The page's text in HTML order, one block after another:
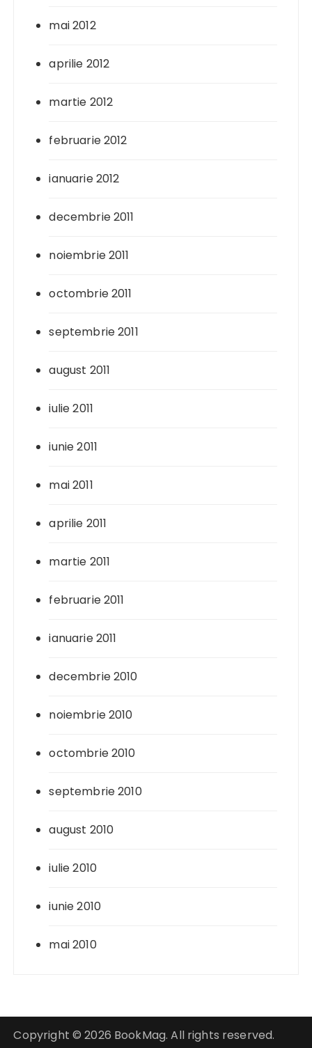
mai 2012
aprilie 2012
martie 2012
februarie 2012
ianuarie 2012
decembrie 2011
noiembrie 2011
octombrie 2011
septembrie 2011
august 2011
iulie 2011
iunie 2011
mai 2011
aprilie 2011
martie 2011
februarie 2011
ianuarie 2011
decembrie 2010
noiembrie 2010
octombrie 2010
septembrie 2010
august 2010
iulie 2010
iunie 2010
mai 2010
Copyright © 2026 BookMag. All rights reserved.